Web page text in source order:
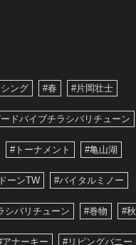
ング #春 #片岡壮士
ドバイブチラシバリチューン
#トーナメント #亀山湖
ーンTW #バイタルミノー
シバリチューン #巻物 #秋
アナーキー #リビングバニー